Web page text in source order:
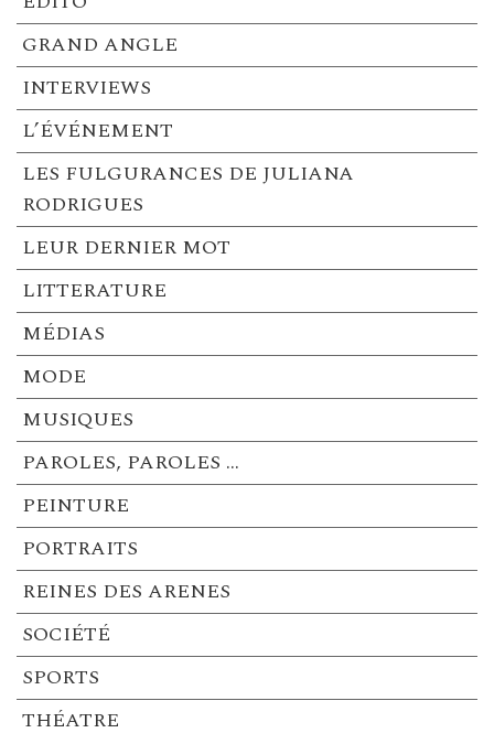
GRAND ANGLE
INTERVIEWS
L’ÉVÉNEMENT
LES FULGURANCES DE JULIANA
RODRIGUES
LEUR DERNIER MOT
LITTERATURE
MÉDIAS
MODE
MUSIQUES
PAROLES, PAROLES …
PEINTURE
PORTRAITS
REINES DES ARENES
SOCIÉTÉ
SPORTS
THÉATRE